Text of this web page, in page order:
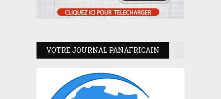
VOTRE JOURNAL PANAFRICAIN